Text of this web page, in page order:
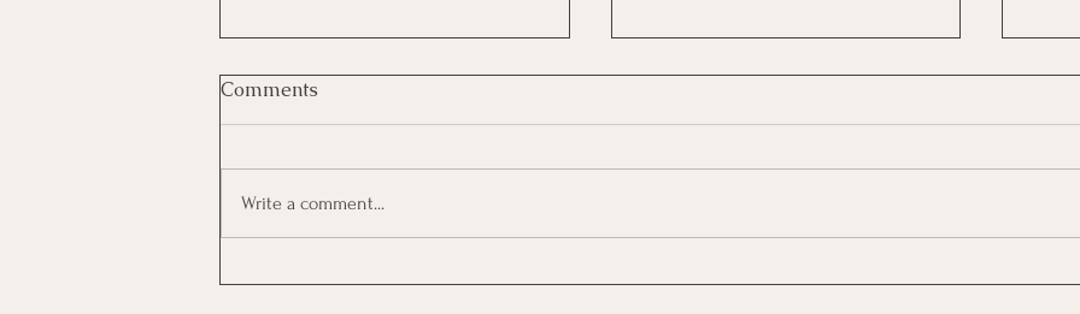
Comments
Write a comment...